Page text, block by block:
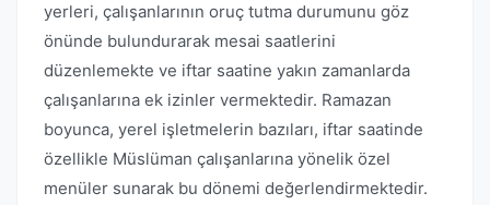
yerleri, çalışanlarının oruç tutma durumunu göz
önünde bulundurarak mesai saatlerini
düzenlemekte ve iftar saatine yakın zamanlarda
çalışanlarına ek izinler vermektedir. Ramazan
boyunca, yerel işletmelerin bazıları, iftar saatinde
özellikle Müslüman çalışanlarına yönelik özel
menüler sunarak bu dönemi değerlendirmektedir.